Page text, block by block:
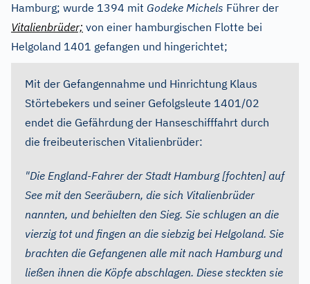
Hamburg; wurde 1394 mit Godeke Michels Führer der
Vitalienbrüder; von einer hamburgischen Flotte bei
Helgoland 1401 gefangen und hingerichtet;
Mit der Gefangennahme und Hinrichtung Klaus
Störtebekers und seiner Gefolgsleute 1401/02
endet die Gefährdung der Hanseschifffahrt durch
die freibeuterischen Vitalienbrüder:
"Die England-Fahrer der Stadt Hamburg [fochten] auf
See mit den Seeräubern, die sich Vitalienbrüder
nannten, und behielten den Sieg. Sie schlugen an die
vierzig tot und fingen an die siebzig bei Helgoland. Sie
brachten die Gefangenen alle mit nach Hamburg und
ließen ihnen die Köpfe abschlagen. Diese steckten sie